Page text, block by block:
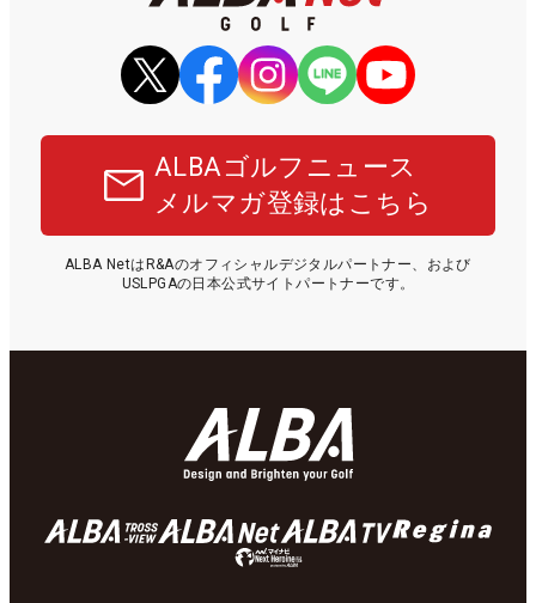
ALBAゴルフニュース
メルマガ登録はこちら
ALBA NetはR&Aのオフィシャルデジタルパートナー、および
USLPGAの日本公式サイトパートナーです。